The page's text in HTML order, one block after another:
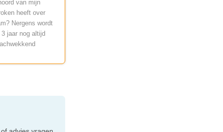
van mijn
heeft over
Nergens wordt
jaar nog altijd